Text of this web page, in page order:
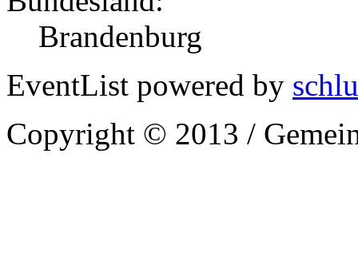
Brandenburg
EventList powered by
Copyright © 2013 /